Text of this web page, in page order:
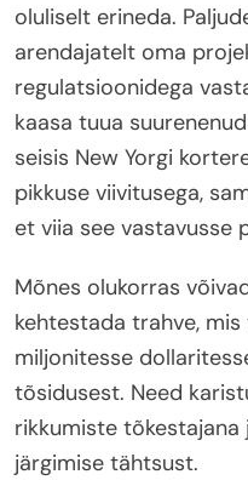
oluliselt erineda.
arendajatelt oma
regulatsioonidega
kaasa tuua
seisis New Yorgi
pikkuse viivitusega,
et viia see vastavusse
Mõnes olukorras
kehtestada trahve,
miljonitesse
tõsidusest. Need
rikkumiste
järgimise tähtsust.